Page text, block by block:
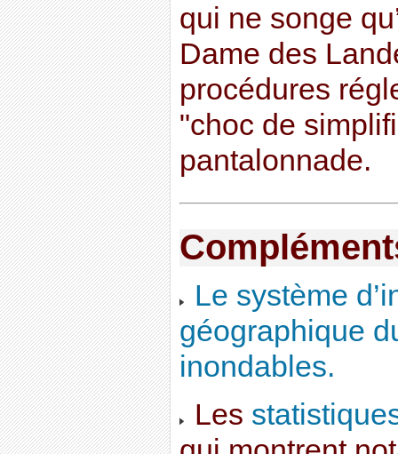
qui ne songe
Dame des
procédures
"choc de
pantalonnade.
Le système
géographique
inondables.
Les